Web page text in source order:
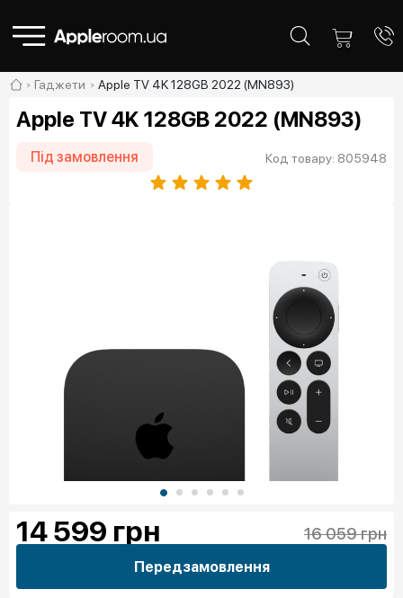
Гаджети Apple TV 4K 128GB 2022 (MN893)
Apple TV 4K 128GB 2022 (MN893)
Під замовлення Код товару: 805948
14 599 грн 16 059 грн
Передзамовлення